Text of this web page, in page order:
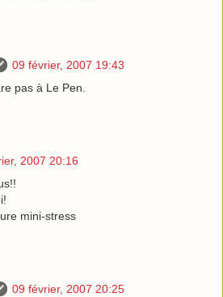
09 février, 2007 19:43
pas à Le Pen.
2007 20:16
mini-stress
09 février, 2007 20:25